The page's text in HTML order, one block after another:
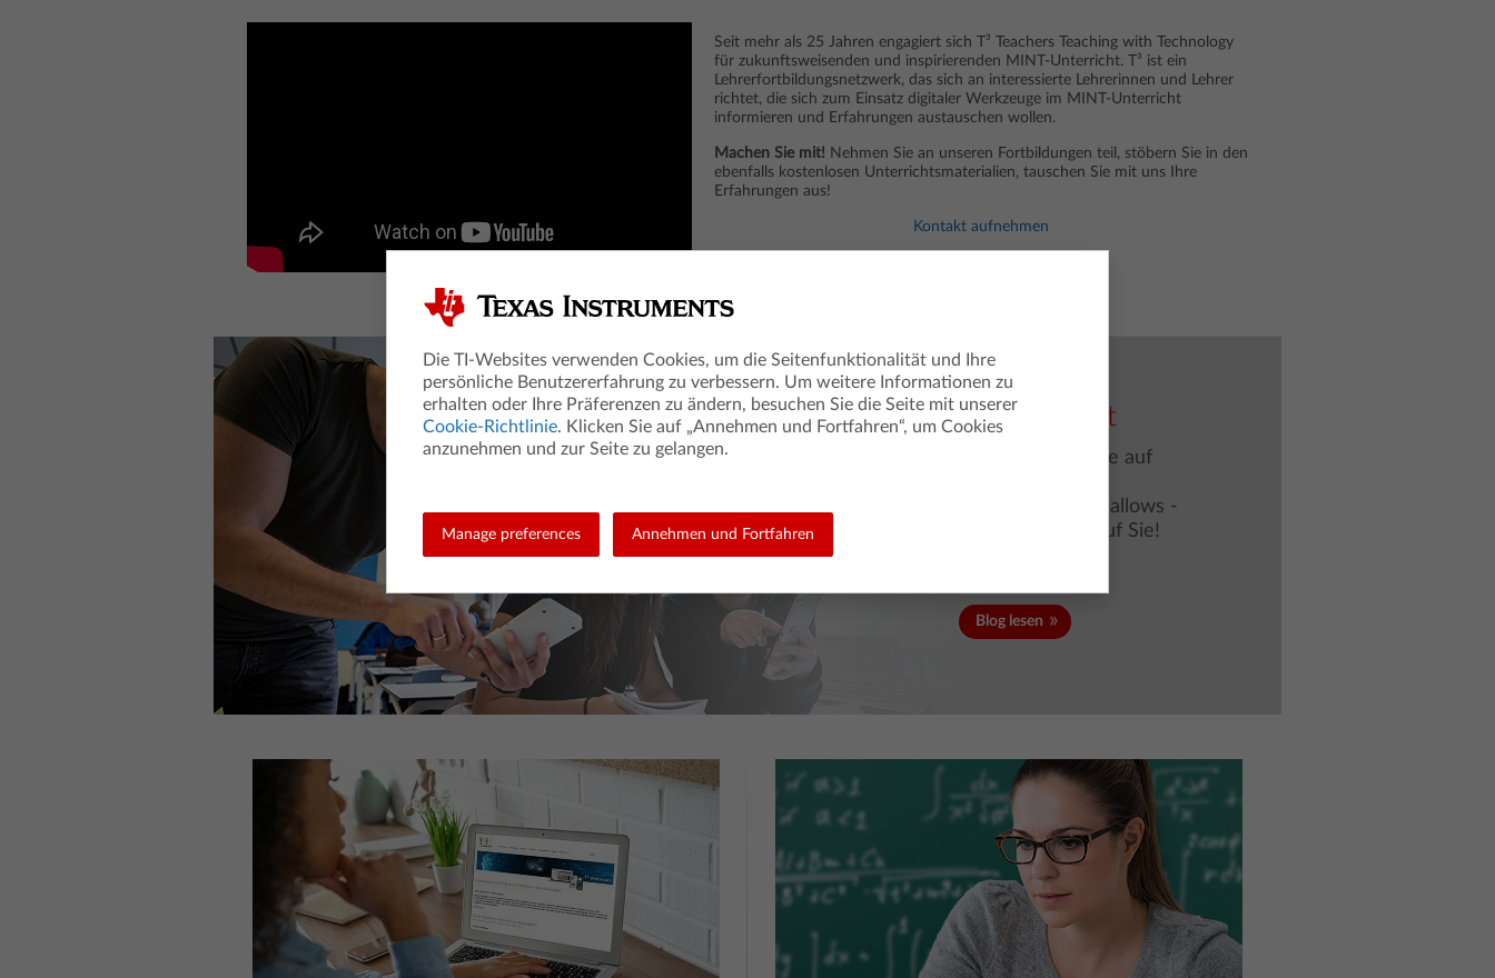
Seit mehr als 25 Jahren engagiert sich T³ Teachers Teaching with Technology
für zukunftsweisenden und inspirierenden MINT-Unterricht. T³ ist ein
Lehrerfortbildungsnetzwerk, das sich an interessierte Lehrerinnen und Lehrer
richtet, die sich zum Einsatz digitaler Werkzeuge im MINT-Unterricht
informieren und Erfahrungen austauschen wollen.
Machen Sie mit! Nehmen Sie an unseren Fortbildungen teil, stöbern Sie in den
ebenfalls kostenlosen Unterrichtsmaterialien, tauschen Sie mit uns Ihre
Erfahrungen aus!
Kontakt aufnehmen
Auf die Plätze,
fertig, Schulstart
So stimmen sich Lehrkräfte auf
Mit Camembert und Marshmallows -
spannende Ideen warten auf Sie!
Blog lesen
Die TI-Websites verwenden Cookies, um die Seitenfunktionalität und Ihre
persönliche Benutzererfahrung zu verbessern. Um weitere Informationen zu
erhalten oder Ihre Präferenzen zu ändern, besuchen Sie die Seite mit unserer
Cookie-Richtlinie. Klicken Sie auf „Annehmen und Fortfahren“, um Cookies
anzunehmen und zur Seite zu gelangen.
Manage preferences Annehmen und Fortfahren